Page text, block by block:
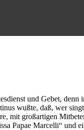
und Gebet,
wußte, daß, wer
mit großartigen
Papae Marcelli“ und